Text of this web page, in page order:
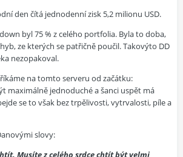
den čítá jednodenní zisk 5,2 milionu USD.
byl 75 % z celého portfolia. Byla to doba,
ze kterých se patřičně poučil. Takovýto DD
nezopakoval.
na tomto serveru od začátku:
maximálně jednoduché a šanci uspět má
se to však bez trpělivosti, vytrvalosti, píle a
slovy:
Musíte z celého srdce chtít být velmi